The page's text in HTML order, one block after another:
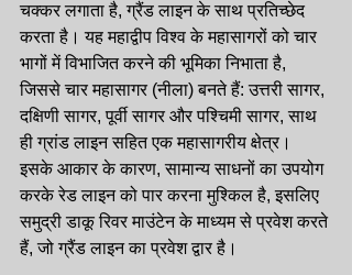
चक्कर लगाता है, ग्रैंड लाइन के साथ प्रतिच्छेद
करता है। यह महाद्वीप विश्व के महासागरों को चार
भागों में विभाजित करने की भूमिका निभाता है,
जिससे चार महासागर (नीला) बनते हैं: उत्तरी सागर,
दक्षिणी सागर, पूर्वी सागर और पश्चिमी सागर, साथ
ही ग्रांड लाइन सहित एक महासागरीय क्षेत्र।
इसके आकार के कारण, सामान्य साधनों का उपयोग
करके रेड लाइन को पार करना मुश्किल है, इसलिए
समुद्री डाकू रिवर माउंटेन के माध्यम से प्रवेश करते
हैं, जो ग्रैंड लाइन का प्रवेश द्वार है।